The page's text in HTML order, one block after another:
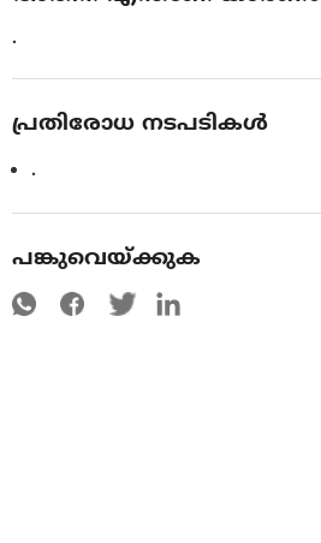
.
പ്രതിരോധ നടപടികൾ
.
പങ്കുവെയ്ക്കുക